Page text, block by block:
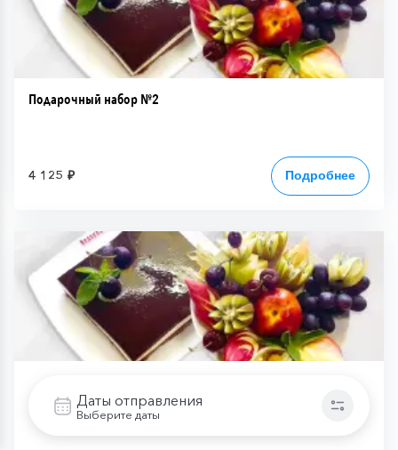
Даты отправления
Выберите даты
Подарочный набор №2
4 125 ₽ Подробнее